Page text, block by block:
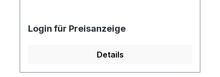
Login für Preisanzeige
Details